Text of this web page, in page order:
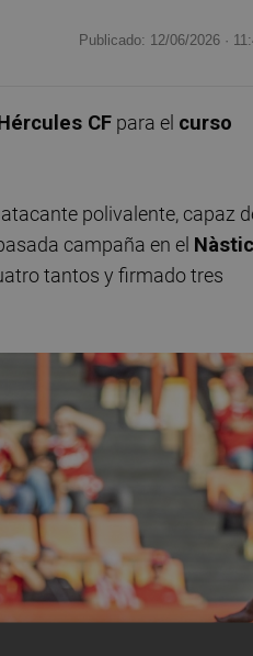
Publicado: 12/06/2026 ·
CF para el curso
polivalente, capaz
campaña en el Nàstic
tantos y firmado tres